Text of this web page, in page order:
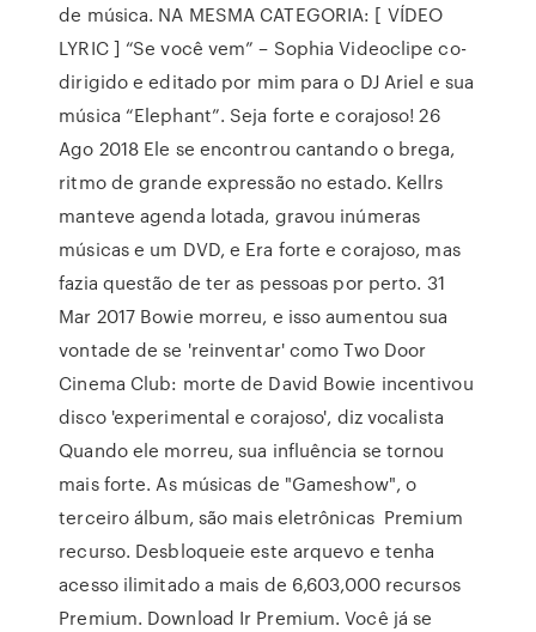
de música. NA MESMA CATEGORIA: [ VÍDEO
LYRIC ] “Se você vem” – Sophia Videoclipe co-
dirigido e editado por mim para o DJ Ariel e sua
música “Elephant”. Seja forte e corajoso! 26
Ago 2018 Ele se encontrou cantando o brega,
ritmo de grande expressão no estado. Kellrs
manteve agenda lotada, gravou inúmeras
músicas e um DVD, e Era forte e corajoso, mas
fazia questão de ter as pessoas por perto. 31
Mar 2017 Bowie morreu, e isso aumentou sua
vontade de se 'reinventar' como Two Door
Cinema Club: morte de David Bowie incentivou
disco 'experimental e corajoso', diz vocalista
Quando ele morreu, sua influência se tornou
mais forte. As músicas de "Gameshow", o
terceiro álbum, são mais eletrônicas Premium
recurso. Desbloqueie este arquevo e tenha
acesso ilimitado a mais de 6,603,000 recursos
Premium. Download Ir Premium. Você já se